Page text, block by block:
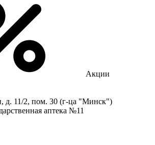
Акции
д. 11/2, пом. 30 (г-ца "Минск")
аптека №11